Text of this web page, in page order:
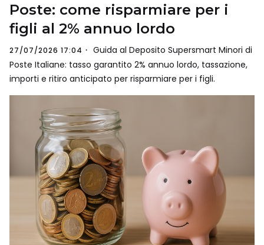
Poste: come risparmiare per i
figli al 2% annuo lordo
27/07/2026 17:04
Guida al Deposito Supersmart Minori di
Poste Italiane: tasso garantito 2% annuo lordo, tassazione,
importi e ritiro anticipato per risparmiare per i figli.